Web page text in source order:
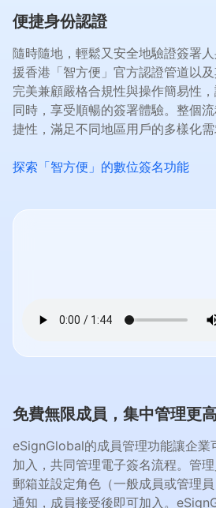
便捷身份認證
隨時隨地，輕鬆又安全地驗證簽署
援香港「智方便」官方認證管道以
完美兼顧嚴格合規性與操作簡易性
同時，享受順暢的簽署體驗。整個
捷性，滿足不同地區用戶的多樣化需
探索「智方便」的數位簽名功能
免費無限成員，集中管理更
eSignGlobal的成員管理功能讓企業
加入，共同管理電子簽名流程。管理
郵箱並設定角色（一般成員或管理
通知，成員接受後即可加入。